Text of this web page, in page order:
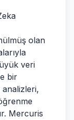
olan
veri
bir
Mercuris